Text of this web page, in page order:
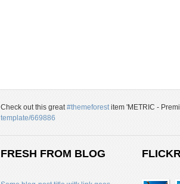
Check out this great#themeforestitem 'METRIC -
template/669886
FRESH FROM BLOG